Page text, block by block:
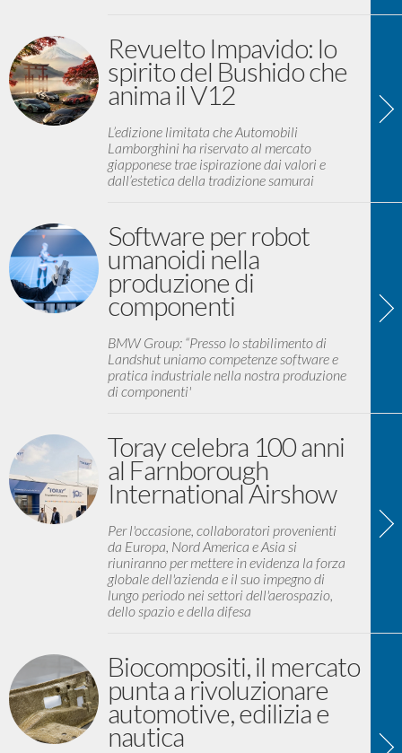
Revuelto Impavido: lo
spirito del Bushido che
anima il V12
L’edizione limitata che Automobili
Lamborghini ha riservato al mercato
giapponese trae ispirazione dai valori e
dall’estetica della tradizione samurai
Software per robot
umanoidi nella
produzione di
componenti
BMW Group: “Presso lo stabilimento di
Landshut uniamo competenze software e
pratica industriale nella nostra produzione
di componenti'
Toray celebra 100 anni
al Farnborough
International Airshow
Per l'occasione, collaboratori provenienti
da Europa, Nord America e Asia si
riuniranno per mettere in evidenza la forza
globale dell'azienda e il suo impegno di
lungo periodo nei settori dell'aerospazio,
dello spazio e della difesa
Biocompositi, il mercato
punta a rivoluzionare
automotive, edilizia e
nautica